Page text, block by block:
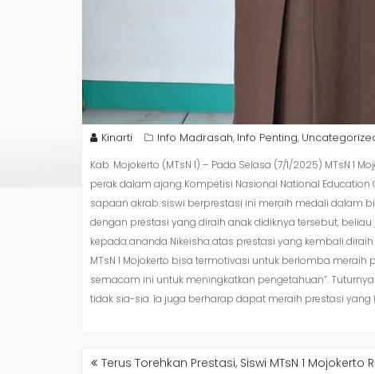
Kinarti Info Madrasah, Info Penting,
Kab. Mojokerto (MTsN 1) – Pada Selasa (7/1/2025) MTsN
perak dalam ajang Kompetisi Nasional National Education
sapaan akrab siswi berprestasi ini meraih medali dalam
dengan prestasi yang diraih anak didiknya tersebut,
kepada ananda Nikeisha atas prestasi yang kembali
MTsN 1 Mojokerto bisa termotivasi untuk berlomba
semacam ini untuk meningkatkan pengetahuan”.
tidak sia-sia. Ia juga berharap dapat meraih prestasi
NAVIGASI
Terus Torehkan Prestasi, Siswi MTsN 1